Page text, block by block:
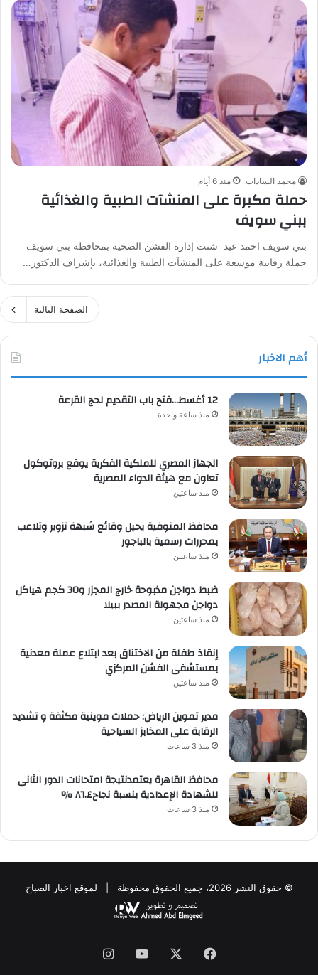
محمد السادات منذ 6 أيام
حملة مكبرة على المنشآت الطبية والغذائية
ببني سويف
بني سويف احمد عيد شنت إدارة الفشن الصحية بمحافظة بني سويف
حملة رقابية موسعة على المنشآت الطبية والغذائية، بإشراف الدكتور…
الصفحة التالية
أهم الاخبار
12 أغسط…فتح باب التقديم لحج القرعة
منذ ساعة واحدة
الجهاز المصري للملكية الفكرية يوقع بروتوكول
تعاون مع هيئة الدواء المصرية
منذ ساعتين
محافظ المنوفية يحيل وقائع شبهة تزوير وتلاعب
بمحررات رسمية بالباجور
منذ ساعتين
ضبط دواجن مذبوحة خارج المجزر و30 كجم هياكل
دواجن مجهولة المصدر ببيلا
منذ ساعتين
إنقاذ طفلة من الاختناق بعد ابتلاع عملة معدنية
بمستشفى الفشن المركزي
منذ ساعتين
مدير تموين الرياض: حملات موينية مكثفة و تشديد
الرقابة على المخابز السياحية
منذ 3 ساعات
محافظ القاهرة يعتمدنتيجة امتحانات الدور الثانى
للشهادة الإعدادية بنسبة نجاح٨٦.٤ %
منذ 3 ساعات
© حقوق النشر 2026، جميع الحقوق محفوظة | لموقع اخبار الصباح
فيسبوك ‫YouTubeانستقرام